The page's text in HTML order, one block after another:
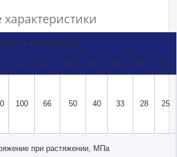
характеристики
вспенивания
10 15 20 25 30 35 40
100 66 50 40 33 28 25
при растяжении, МПа